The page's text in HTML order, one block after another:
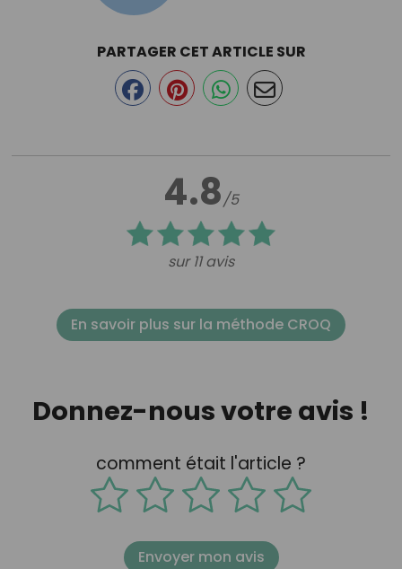
4.8/5
sur 11 avis
PARTAGER CET ARTICLE SUR
En savoir plus sur la méthode CROQ
Donnez-nous votre avis !
comment était l'article ?
Envoyer mon avis